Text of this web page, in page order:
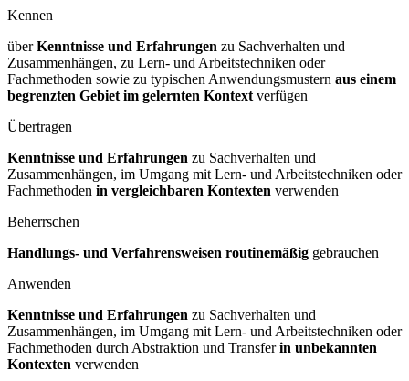
Kennen
überKenntnisse und Erfahrungen zu Sachverhalten und
Zusammenhängen, zu Lern- und Arbeitstechniken oder
Fachmethoden sowie zu typischen Anwendungsmustern aus einem
begrenzten Gebiet im gelernten Kontext verfügen
Übertragen
Kenntnisse und Erfahrungen zu Sachverhalten und
Zusammenhängen, im Umgang mit Lern- und Arbeitstechniken oder
Fachmethoden in vergleichbaren Kontexten verwenden
Beherrschen
Handlungs- und Verfahrensweisen routinemäßig gebrauchen
Anwenden
Kenntnisse und Erfahrungen zu Sachverhalten und
Zusammenhängen, im Umgang mit Lern- und Arbeitstechniken oder
Fachmethoden durch Abstraktion und Transferin unbekannten
Kontexten verwenden